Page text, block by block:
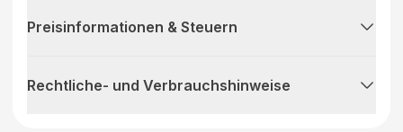
Preisinformationen & Steuern
Rechtliche- und Verbrauchshinweise